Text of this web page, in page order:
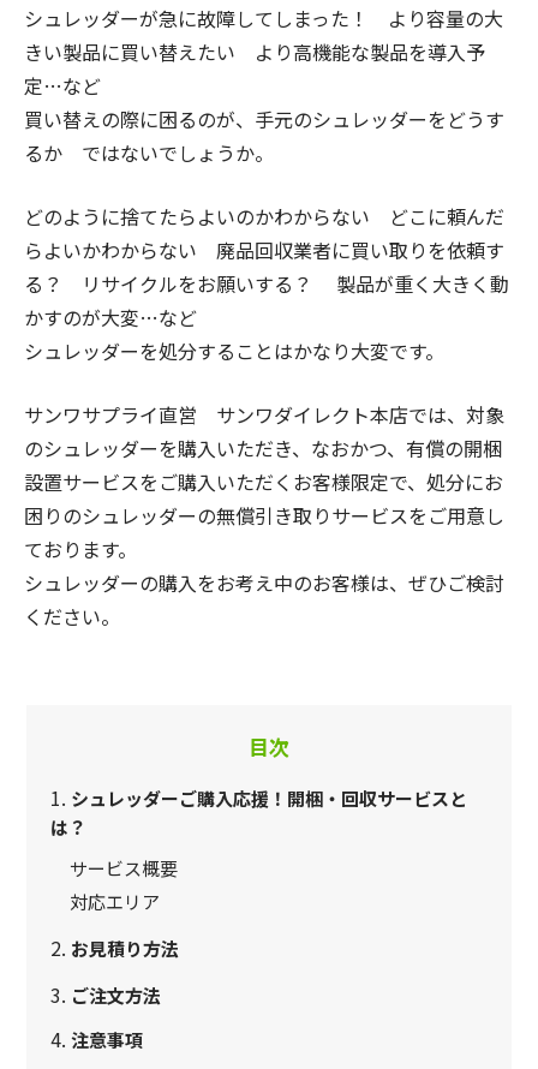
シュレッダーが急に故障してしまった！ より容量の大
きい製品に買い替えたい より高機能な製品を導入予
定…など
買い替えの際に困るのが、手元のシュレッダーをどうす
るか ではないでしょうか。
どのように捨てたらよいのかわからない どこに頼んだ
らよいかわからない 廃品回収業者に買い取りを依頼す
る？ リサイクルをお願いする？ 製品が重く大きく動
かすのが大変…など
シュレッダーを処分することはかなり大変です。
サンワサプライ直営 サンワダイレクト本店では、対象
のシュレッダーを購入いただき、 なおかつ、有償の開梱
設置サービスをご購入いただくお客様限定で、 処分にお
困りのシュレッダーの無償引き取りサービスをご用意し
ております。
シュレッダーの購入をお考え中のお客様は、ぜひご検討
ください。
目次
シュレッダーご購入応援！開梱・回収サービスと
は？
サービス概要
対応エリア
お見積り方法
ご注文方法
注意事項